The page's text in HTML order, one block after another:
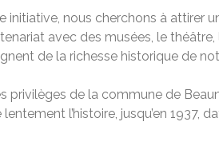
nous cherchons à attirer
avec des musées, le théâtre,
de la richesse historique de
de la commune de
l’histoire, jusqu’en 1937,